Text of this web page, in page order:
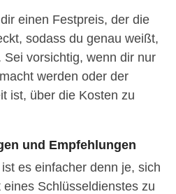
einen Festpreis, der die
sodass du genau weißt,
vorsichtig, wenn dir nur
werden oder der
ist, über die Kosten zu
und Empfehlungen
es einfacher denn je, sich
Schlüsseldienstes zu